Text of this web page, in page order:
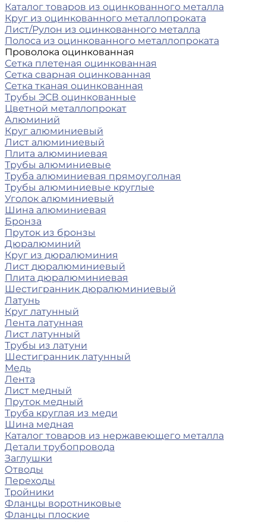
Каталог товаров из оцинкованного металла
Круг из оцинкованного металлопроката
Лист/Рулон из оцинкованного металла
Полоса из оцинкованного металлопроката
Проволока оцинкованная
Сетка плетеная оцинкованная
Сетка сварная оцинкованная
Сетка тканая оцинкованная
Трубы ЭСВ оцинкованные
Цветной металлопрокат
Алюминий
Круг алюминиевый
Лист алюминиевый
Плита алюминиевая
Трубы алюминиевые
Труба алюминиевая прямоуголная
Трубы алюминиевые круглые
Уголок алюминиевый
Шина алюминиевая
Бронза
Пруток из бронзы
Дюралюминий
Круг из дюралюминия
Лист дюралюминиевый
Плита дюралюминиевая
Шестигранник дюралюминиевый
Латунь
Круг латунный
Лента латунная
Лист латунный
Трубы из латуни
Шестигранник латунный
Медь
Лента
Лист медный
Пруток медный
Труба круглая из меди
Шина медная
Каталог товаров из нержавеющего металла
Детали трубопровода
Заглушки
Отводы
Переходы
Тройники
Фланцы воротниковые
Фланцы плоские